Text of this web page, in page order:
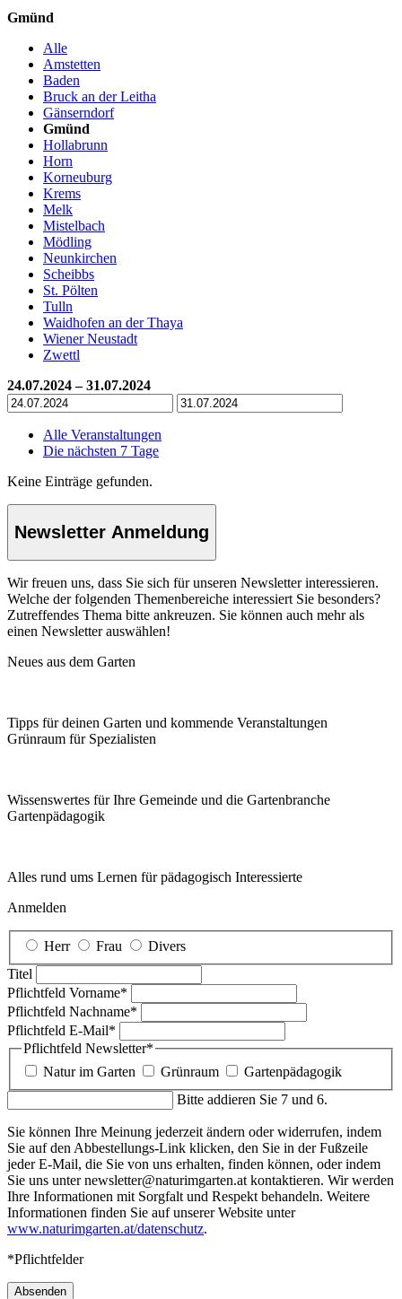
Gmünd
Alle
Amstetten
Baden
Bruck an der Leitha
Gänserndorf
Gmünd
Hollabrunn
Horn
Korneuburg
Krems
Melk
Mistelbach
Mödling
Neunkirchen
Scheibbs
St. Pölten
Tulln
Waidhofen an der Thaya
Wiener Neustadt
Zwettl
24.07.2024 – 31.07.2024
Alle Veranstaltungen
Die nächsten 7 Tage
Keine Einträge gefunden.
Newsletter Anmeldung
Wir freuen uns, dass Sie sich für unseren Newsletter interessieren.
Welche der folgenden Themenbereiche interessiert Sie besonders?
Zutreffendes Thema bitte ankreuzen. Sie können auch mehr als
einen Newsletter auswählen!
Neues aus dem Garten
Tipps für deinen Garten und kommende Veranstaltungen
Grünraum für Spezialisten
Wissenswertes für Ihre Gemeinde und die Gartenbranche
Garten­pädagogik
Alles rund ums Lernen für pädagogisch Interessierte
Anmelden
Herr Frau
Divers
Titel
Pflichtfeld Vorname*
Pflichtfeld Nachname*
Pflichtfeld E-Mail*
Pflichtfeld Newsletter*
Natur im Garten
Grünraum
Gartenpädagogik
Bitte addieren Sie 7 und 6.
Sie können Ihre Meinung jederzeit ändern oder widerrufen, indem
Sie auf den Abbestellungs-Link klicken, den Sie in der Fußzeile
jeder E-Mail, die Sie von uns erhalten, finden können, oder indem
Sie uns unter newsletter@naturimgarten.at kontaktieren. Wir werden
Ihre Informationen mit Sorgfalt und Respekt behandeln. Weitere
Informationen finden Sie auf unserer Website unter
www.naturimgarten.at/datenschutz.
*Pflichtfelder
Absenden